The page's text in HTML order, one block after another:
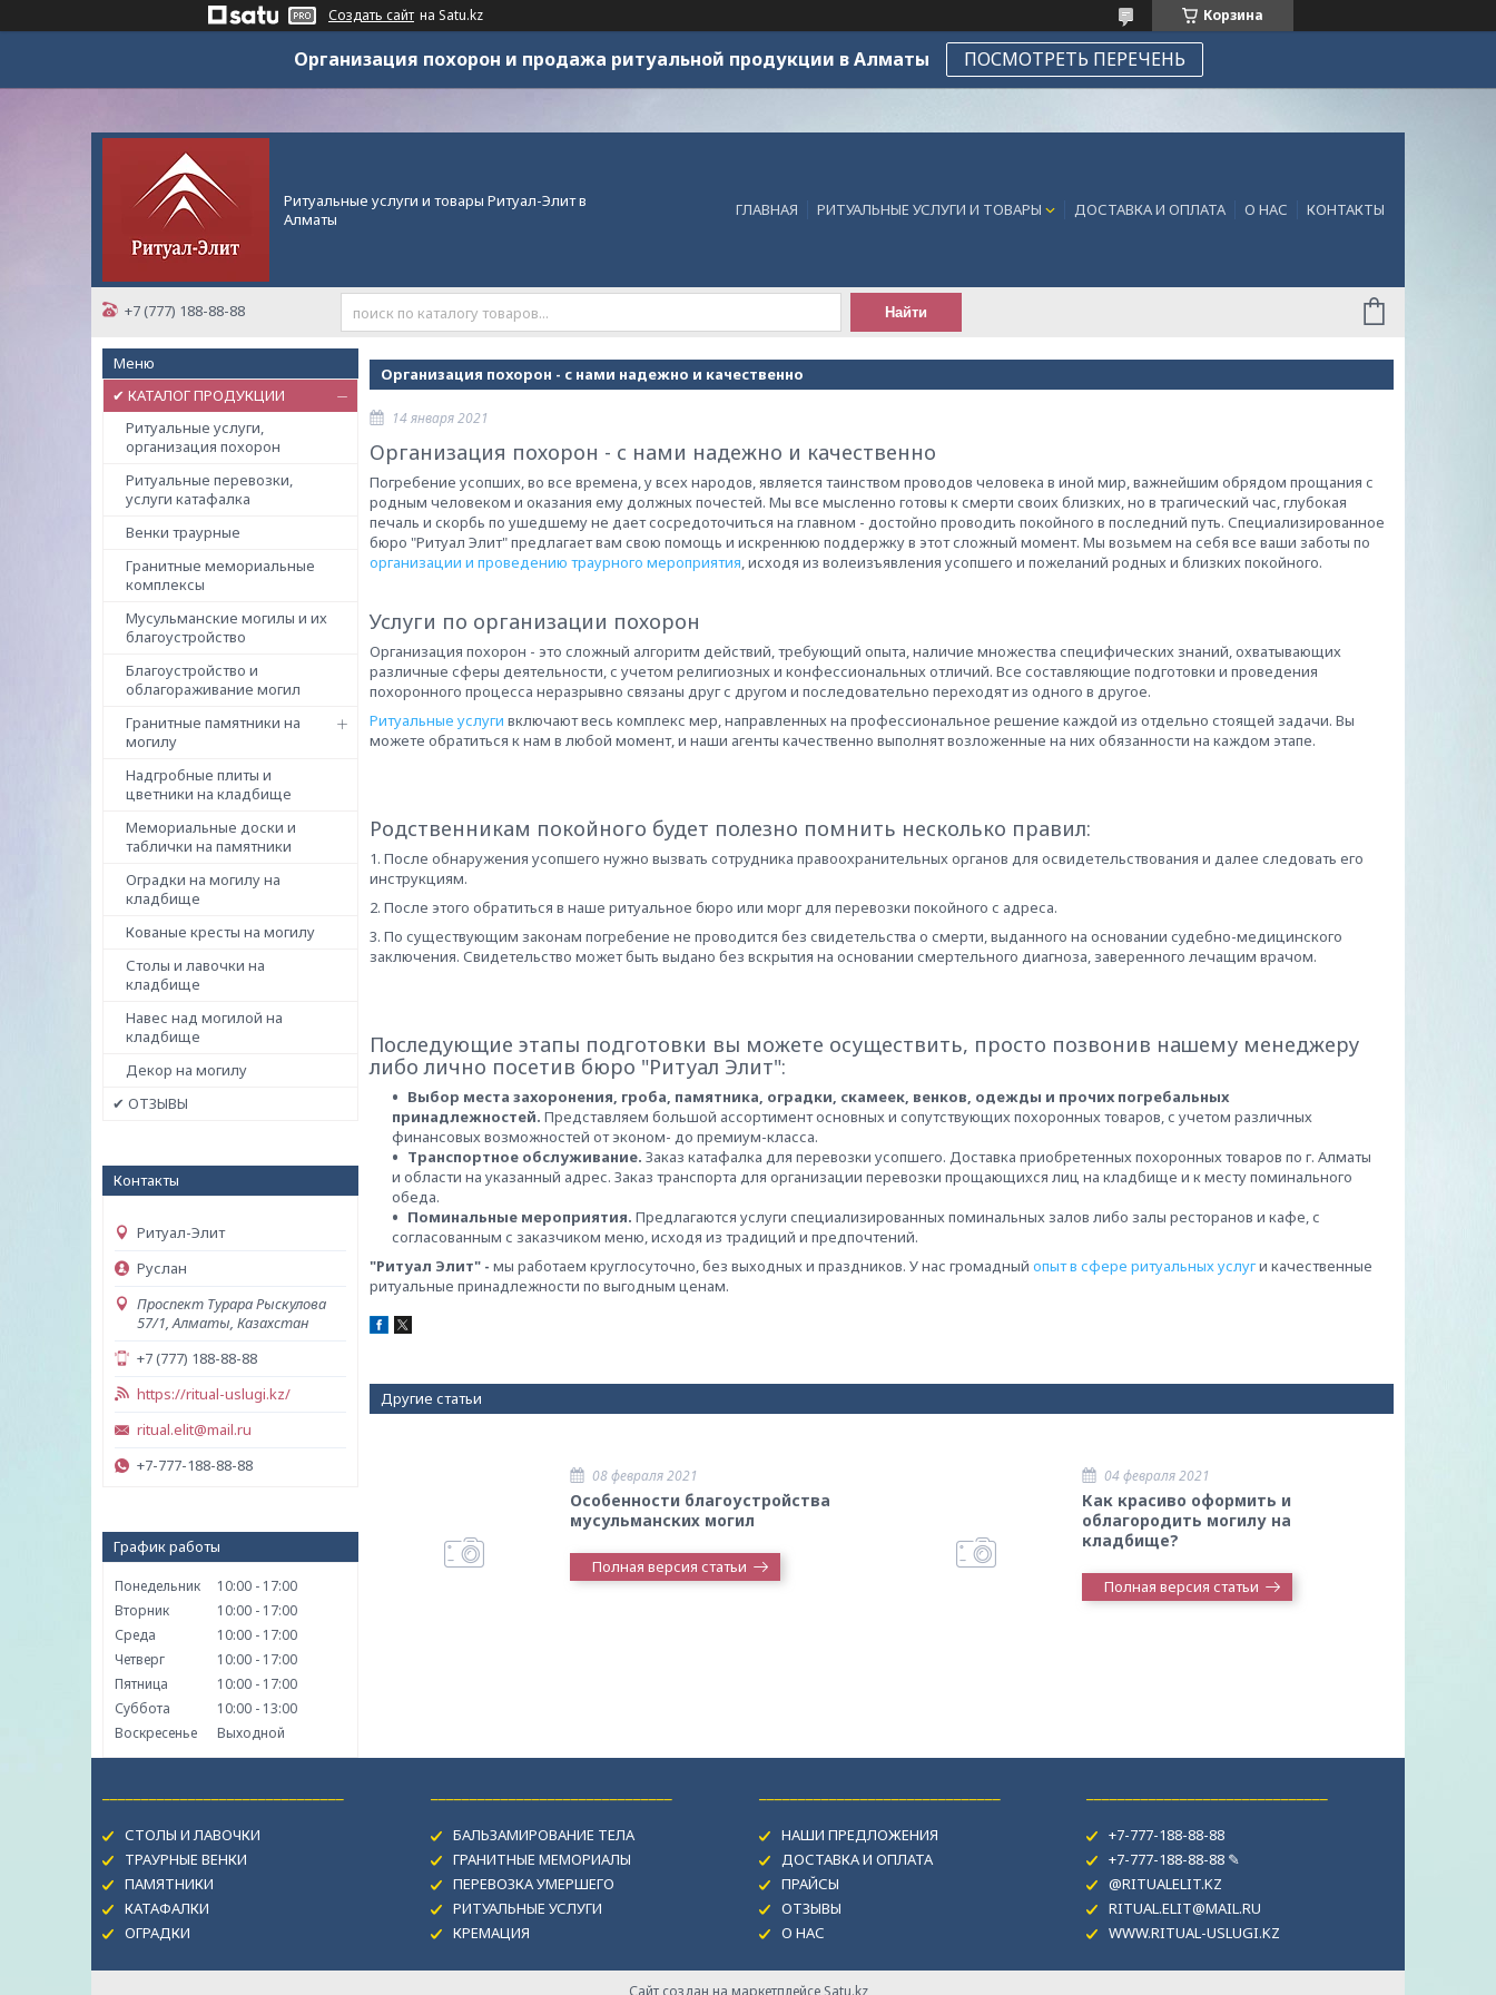
Создать сайт на Satu.kz Корзина
Организация похорон и продажа ритуальной продукции в Алматы ПОСМОТРЕТЬ ПЕРЕЧЕНЬ
Ритуальные услуги и товары Ритуал-Элит в
Алматы
ГЛАВНАЯ РИТУАЛЬНЫЕ УСЛУГИ И ТОВАРЫ ДОСТАВКА И ОПЛАТА О НАС КОНТАКТЫ
+7 (777) 188-88-88 Найти
✔ КАТАЛОГ ПРОДУКЦИИ
Ритуальные услуги,
организация похорон
Ритуальные перевозки,
услуги катафалка
Венки траурные
Гранитные мемориальные
комплексы
Мусульманские могилы и их
благоустройство
Благоустройство и
облагораживание могил
Гранитные памятники на
могилу
Надгробные плиты и
цветники на кладбище
Мемориальные доски и
таблички на памятники
Оградки на могилу на
кладбище
Кованые кресты на могилу
Столы и лавочки на
кладбище
Навес над могилой на
кладбище
Декор на могилу
✔ ОТЗЫВЫ
Контакты
Ритуал-Элит
Руслан
Проспект Турара Рыскулова
57/1, Алматы, Казахстан
+7 (777) 188-88-88
https://ritual-uslugi.kz/
ritual.elit@mail.ru
+7-777-188-88-88
График работы
Понедельник 10:00
17:00
Вторник
10:00
17:00
Среда
10:00
17:00
Четверг
10:00
17:00
Пятница
10:00
17:00
Суббота
10:00
13:00
Воскресенье
Выходной
Организация похорон - с нами надежно и качественно
14 января 2021
Организация похорон - с нами надежно и качественно
Погребение усопших, во все времена, у всех народов, является таинством проводов человека в иной мир, важнейшим обрядом прощания с
родным человеком и оказания ему должных почестей. Мы все мысленно готовы к смерти своих близких, но в трагический час, глубокая
печаль и скорбь по ушедшему не дает сосредоточиться на главном - достойно проводить покойного в последний путь. Специализированное
бюро "Ритуал Элит" предлагает вам свою помощь и искреннюю поддержку в этот сложный момент. Мы возьмем на себя все ваши заботы по
организации и проведению траурного мероприятия, исходя из волеизъявления усопшего и пожеланий родных и близких покойного.
Услуги по организации похорон
Организация похорон - это сложный алгоритм действий, требующий опыта, наличие множества специфических знаний, охватывающих
различные сферы деятельности, с учетом религиозных и конфессиональных отличий. Все составляющие подготовки и проведения
похоронного процесса неразрывно связаны друг с другом и последовательно переходят из одного в другое.
Ритуальные услуги включают весь комплекс мер, направленных на профессиональное решение каждой из отдельно стоящей задачи. Вы
можете обратиться к нам в любой момент, и наши агенты качественно выполнят возложенные на них обязанности на каждом этапе.
Родственникам покойного будет полезно помнить несколько правил:
1. После обнаружения усопшего нужно вызвать сотрудника правоохранительных органов для освидетельствования и далее следовать его
инструкциям.
2. После этого обратиться в наше ритуальное бюро или морг для перевозки покойного с адреса.
3. По существующим законам погребение не проводится без свидетельства о смерти, выданного на основании судебно-медицинского
заключения. Свидетельство может быть выдано без вскрытия на основании смертельного диагноза, заверенного лечащим врачом.
Последующие этапы подготовки вы можете осуществить, просто позвонив нашему менеджеру
либо лично посетив бюро "Ритуал Элит":
Выбор места захоронения, гроба, памятника, оградки, скамеек, венков, одежды и прочих погребальных
принадлежностей. Представляем большой ассортимент основных и сопутствующих похоронных товаров, с учетом различных
финансовых возможностей от эконом- до премиум-класса.
Транспортное обслуживание. Заказ катафалка для перевозки усопшего. Доставка приобретенных похоронных товаров по г. Алматы
и области на указанный адрес. Заказ транспорта для организации перевозки прощающихся лиц на кладбище и к месту поминального
обеда.
Поминальные мероприятия. Предлагаются услуги специализированных поминальных залов либо залы ресторанов и кафе, с
согласованным с заказчиком меню, исходя из традиций и предпочтений.
"Ритуал Элит" - мы работаем круглосуточно, без выходных и праздников. У нас громадный опыт в сфере ритуальных услуги качественные
ритуальные принадлежности по выгодным ценам.
Другие статьи
08 февраля 2021
Особенности благоустройства
мусульманских могил
Полная версия статьи
04 февраля 2021
Как красиво оформить и
облагородить могилу на
кладбище?
Полная версия статьи
СТОЛЫ И ЛАВОЧКИ
ТРАУРНЫЕ ВЕНКИ
ПАМЯТНИКИ
КАТАФАЛКИ
ОГРАДКИ
БАЛЬЗАМИРОВАНИЕ ТЕЛА
ГРАНИТНЫЕ МЕМОРИАЛЫ
ПЕРЕВОЗКА УМЕРШЕГО
РИТУАЛЬНЫЕ УСЛУГИ
КРЕМАЦИЯ
НАШИ ПРЕДЛОЖЕНИЯ
ДОСТАВКА И ОПЛАТА
ПРАЙСЫ
ОТЗЫВЫ
О НАС
+7-777-188-88-88
+7-777-188-88-88 ✎
@RITUALELIT.KZ
RITUAL.ELIT@MAIL.RU
WWW.RITUAL-USLUGI.KZ
Сайт создан на маркетплейсе Satu.kz